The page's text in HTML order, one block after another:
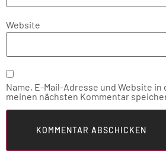
Website
Name, E-Mail-Adresse und Website
meinen nächsten Kommentar